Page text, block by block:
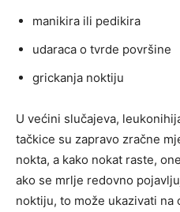
manikira ili pedikira
udaraca o tvrde površine
grickanja noktiju
U većini slučajeva,
tačkice su zapravo zračne
nokta, a kako nokat raste,
ako se mrlje redovno
noktiju, to može ukazivati